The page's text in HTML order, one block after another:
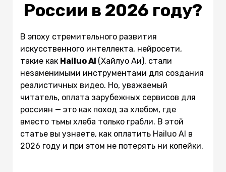
России в 2026 году?
В эпоху стремительного развития
искусственного интеллекта, нейросети,
такие как Hailuo AI (Хайлуо Аи), стали
незаменимыми инструментами для создания
реалистичных видео. Но, уважаемый
читатель, оплата зарубежных сервисов для
россиян — это как поход за хлебом, где
вместо тьмы хлеба только грабли. В этой
статье вы узнаете, как оплатить Hailuo AI в
2026 году и при этом не потерять ни копейки.